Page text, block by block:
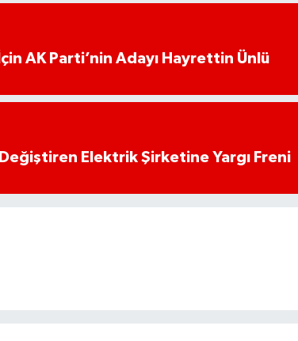
AK Parti’nin Adayı Hayrettin Ünlü
Elektrik Şirketine Yargı Freni